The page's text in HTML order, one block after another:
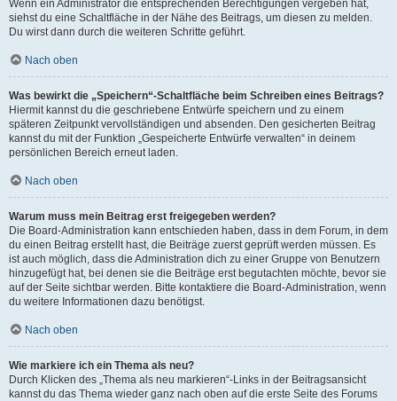
Wenn ein Administrator die entsprechenden Berechtigungen vergeben hat,
siehst du eine Schaltfläche in der Nähe des Beitrags, um diesen zu melden.
Du wirst dann durch die weiteren Schritte geführt.
Nach oben
Was bewirkt die „Speichern“-Schaltfläche beim Schreiben eines Beitrags?
Hiermit kannst du die geschriebene Entwürfe speichern und zu einem
späteren Zeitpunkt vervollständigen und absenden. Den gesicherten Beitrag
kannst du mit der Funktion „Gespeicherte Entwürfe verwalten“ in deinem
persönlichen Bereich erneut laden.
Nach oben
Warum muss mein Beitrag erst freigegeben werden?
Die Board-Administration kann entschieden haben, dass in dem Forum, in dem
du einen Beitrag erstellt hast, die Beiträge zuerst geprüft werden müssen. Es
ist auch möglich, dass die Administration dich zu einer Gruppe von Benutzern
hinzugefügt hat, bei denen sie die Beiträge erst begutachten möchte, bevor sie
auf der Seite sichtbar werden. Bitte kontaktiere die Board-Administration, wenn
du weitere Informationen dazu benötigst.
Nach oben
Wie markiere ich ein Thema als neu?
Durch Klicken des „Thema als neu markieren“-Links in der Beitragsansicht
kannst du das Thema wieder ganz nach oben auf die erste Seite des Forums